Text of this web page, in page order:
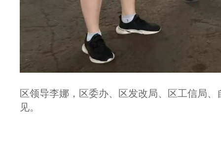
区领导李娜，区委办、区发改局、区工信局
见。